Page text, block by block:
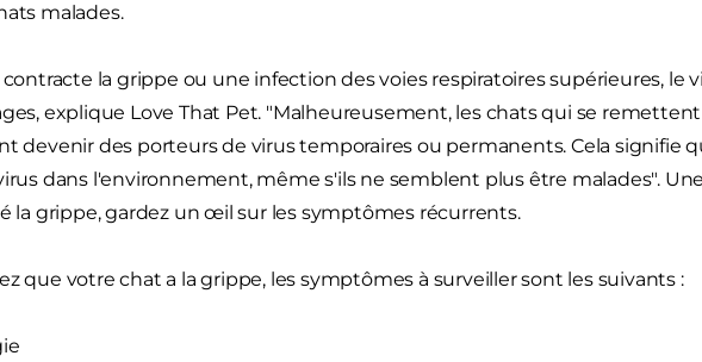
malades.
la grippe ou une infection des voies respiratoires supérieures, le
explique Love That Pet. "Malheureusement, les chats qui se
devenir des porteurs de virus temporaires ou permanents. Cela signifie
dans l'environnement, même s'ils ne semblent plus être malades".
la grippe, gardez un œil sur les symptômes récurrents.
que votre chat a la grippe, les symptômes à surveiller sont les suivants :